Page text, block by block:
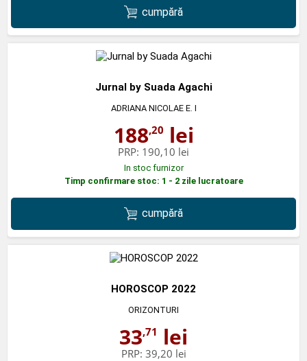
cumpără
Jurnal by Suada Agachi
ADRIANA NICOLAE E. I
188,20 lei
PRP: 190,10 lei
In stoc furnizor
Timp confirmare stoc: 1 - 2 zile lucratoare
cumpără
HOROSCOP 2022
ORIZONTURI
33,71 lei
PRP: 39,20 lei